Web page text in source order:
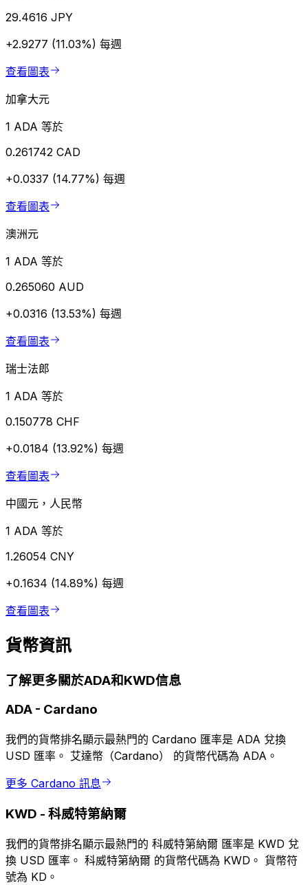
29.4616 JPY
+2.9277 (11.03%) 每週
查看圖表
加拿大元
1 ADA 等於
0.261742 CAD
+0.0337 (14.77%) 每週
查看圖表
澳洲元
1 ADA 等於
0.265060 AUD
+0.0316 (13.53%) 每週
查看圖表
瑞士法郎
1 ADA 等於
0.150778 CHF
+0.0184 (13.92%) 每週
查看圖表
中國元，人民幣
1 ADA 等於
1.26054 CNY
+0.1634 (14.89%) 每週
查看圖表
貨幣資訊
了解更多關於ADA和KWD信息
ADA - Cardano
我們的貨幣排名顯示最熱門的 Cardano 匯率是 ADA 兌換
USD 匯率。 艾達幣（Cardano） 的貨幣代碼為 ADA。
更多 Cardano 訊息
KWD - 科威特第納爾
我們的貨幣排名顯示最熱門的 科威特第納爾 匯率是 KWD 兌
換 USD 匯率。 科威特第納爾 的貨幣代碼為 KWD。 貨幣符
號為 KD。